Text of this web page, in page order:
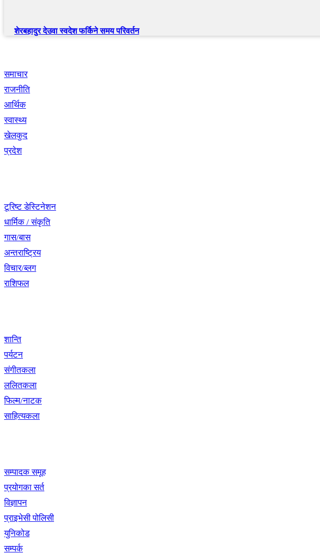
शेरबहादुर देउवा स्वदेश फर्किने समय परिवर्तन
समाचार
राजनीति
आर्थिक
स्वास्थ्य
खेलकुद
प्रदेश
टूरिष्ट डेस्टिनेशन
धार्मिक / संकृति
गास/बास
अन्तराष्ट्रिय
विचार/ब्लग
राशिफल
शान्ति
पर्यटन
संगीतकला
ललितकला
फिल्म/नाटक
साहित्यकला
सम्पादक समूह
प्रयोगका सर्त
विज्ञापन
प्राइभेसी पोलिसी
युनिकोड
सम्पर्क